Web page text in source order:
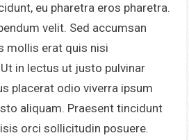
eu pharetra eros pharetra.
velit. Sed accumsan
mollis erat quis nisi
in lectus ut justo pulvinar
placerat odio viverra ipsum
aliquam. Praesent tincidunt
orci sollicitudin posuere.